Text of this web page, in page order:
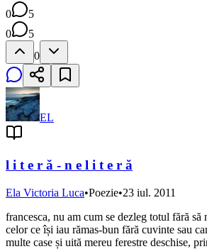
0
5
0
5
0
EL
l i t e r ă - n e l i t e r ă
Ela Victoria Luca•Poezie•23 iul. 2011
francesca, nu am cum se dezleg totul fără
celor ce își iau rămas-bun fără cuvinte sau
multe case și uită mereu ferestre deschise,